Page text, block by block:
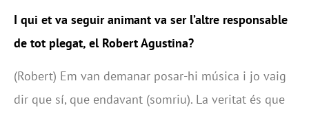
I qui et va seguir animant va ser l’altre responsable
de tot plegat, el Robert Agustina?
(Robert) Em van demanar posar-hi música i jo vaig
dir que sí, que endavant (somriu). La veritat és que